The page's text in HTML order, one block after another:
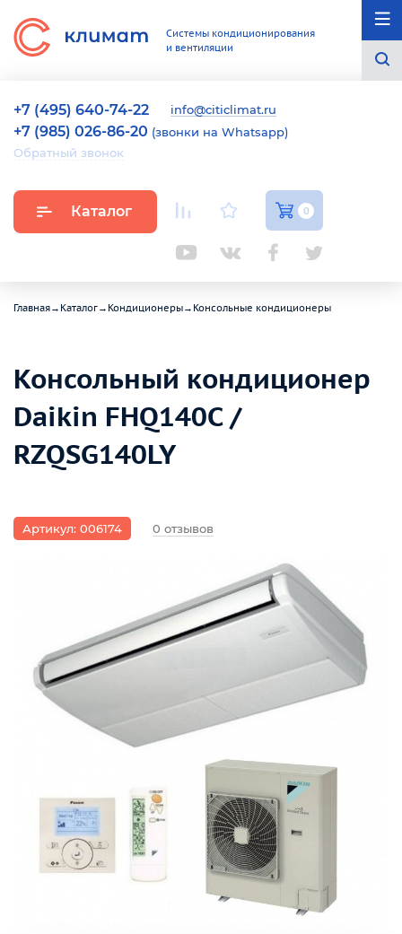
Системы кондиционирования
и вентиляции
+7 (495) 640-74-22 info@citiclimat.ru
+7 (985) 026-86-20 (звонки на Whatsapp)
Обратный звонок
Каталог 0
Главная→ Каталог→ Кондиционеры→ Консольные кондиционеры
Консольный кондиционер
Daikin FHQ140C /
RZQSG140LY
Артикул: 006174 0 отзывов